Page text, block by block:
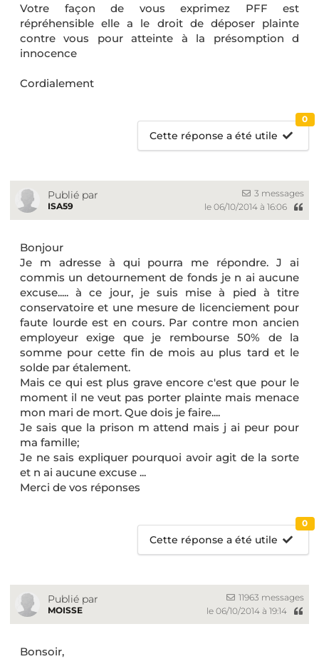
Votre façon de vous exprimez PFF est
répréhensible elle a le droit de déposer plainte
contre vous pour atteinte à la présomption d
innocence
Cordialement
Cette réponse a été utile
0
Publié par
ISA59
3 messages
le 06/10/2014 à 16:06
Bonjour
Je m adresse à qui pourra me répondre. J ai
commis un detournement de fonds je n ai aucune
excuse..... à ce jour, je suis mise à pied à titre
conservatoire et une mesure de licenciement pour
faute lourde est en cours. Par contre mon ancien
employeur exige que je rembourse 50% de la
somme pour cette fin de mois au plus tard et le
solde par étalement.
Mais ce qui est plus grave encore c'est que pour le
moment il ne veut pas porter plainte mais menace
mon mari de mort. Que dois je faire....
Je sais que la prison m attend mais j ai peur pour
ma famille;
Je ne sais expliquer pourquoi avoir agit de la sorte
et n ai aucune excuse ...
Merci de vos réponses
Cette réponse a été utile
0
Publié par
MOISSE
11963 messages
le 06/10/2014 à 19:14
Bonsoir,